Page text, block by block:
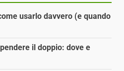
usarlo davvero (e quando
il doppio: dove e